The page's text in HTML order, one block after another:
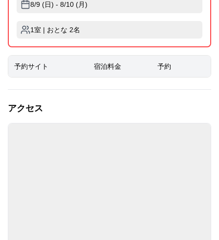
8/9 (日) - 8/10 (月)
1室 | おとな 2名
予約サイト 宿泊料金 予約
アクセス